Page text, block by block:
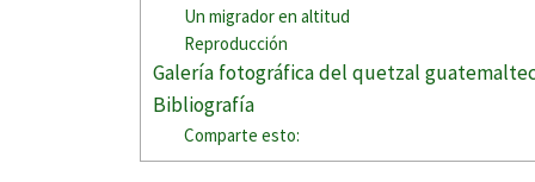
Un migrador en altitud
Reproducción
Galería fotográfica del quetzal
Bibliografía
Comparte esto: